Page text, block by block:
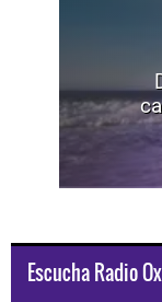
Escucha Radio